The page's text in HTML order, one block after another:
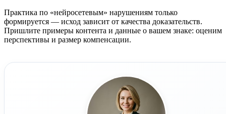
Практика по «нейросетевым» нарушениям только
формируется — исход зависит от качества доказательств.
Пришлите примеры контента и данные о вашем знаке: оценим
перспективы и размер компенсации.